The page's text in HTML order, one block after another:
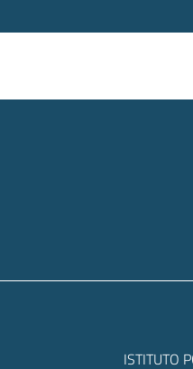
ISTITUTO